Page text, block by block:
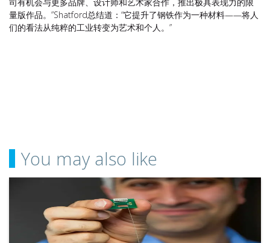
量版作品。”Shatford总结道：“它提升了钢铁作为一种材料——将人
们的看法从纯粹的工业转变为艺术和个人。”
You may also like